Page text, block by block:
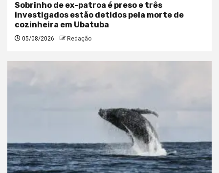
Sobrinho de ex-patroa é preso e três
investigados estão detidos pela morte de
cozinheira em Ubatuba
05/08/2026 Redação